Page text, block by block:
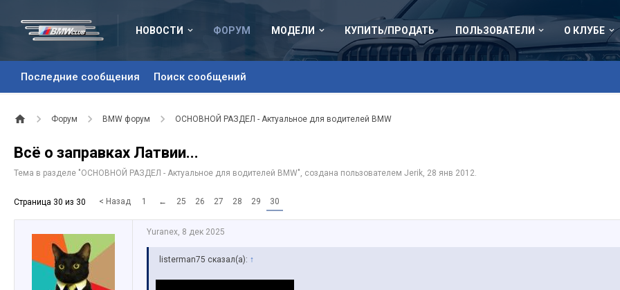
НОВОСТИ ФОРУМ
Последние сообщения Поиск сообщений
МОДЕЛИ КУПИТЬ/ПРОДАТЬ ПОЛЬЗОВАТЕЛИ О КЛУБЕ
Форум BMW форум ОСНОВНОЙ РАЗДЕЛ - Актуальное для водителей BMW
Всё о заправках Латвии...
Тема в разделе "ОСНОВНОЙ РАЗДЕЛ - Актуальное для водителей BMW", создана пользователем Jerik, 28 янв 2012.
Страница 30 из 30 < Назад 1 ← 25 26 27 28 29 30
Yuranex, 8 дек 2025
listerman75 сказал(а): ↑